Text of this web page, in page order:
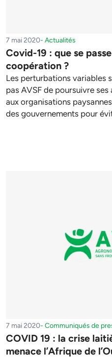
7 mai 2020- Actualités
Covid-19 : que se
coopération ?
Les perturbations variables
pas AVSF de poursuivre
aux organisations
des gouvernements pour
7 mai 2020- Communiqués de
COVID 19 : la crise
menace l’Afrique de